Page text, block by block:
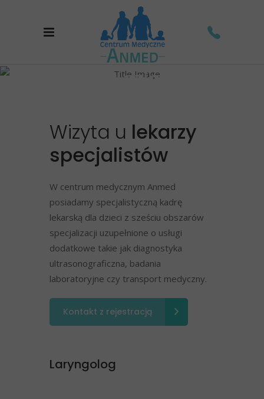
Dla dzieci
Wizyta u lekarzy
specjalistów
W centrum medycznym Anmed
posiadamy specjalistyczną kadrę
lekarską dla dzieci z sześciu obszarów
specjalizacji uzupełnione o usługi
dodatkowe takie jak diagnostyka
ultrasonograficzna, badania
laboratoryjne czy transport medyczny.
Kontakt z rejestracją
Laryngolog